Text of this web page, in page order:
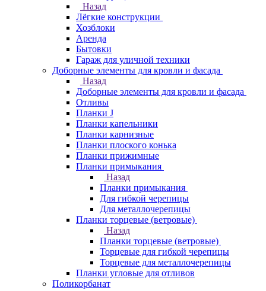
Назад
Лёгкие конструкции
Хозблоки
Аренда
Бытовки
Гараж для уличной техники
Доборные элементы для кровли и фасада
Назад
Доборные элементы для кровли и фасада
Отливы
Планки J
Планки капельники
Планки карнизные
Планки плоского конька
Планки прижимные
Планки примыкания
Назад
Планки примыкания
Для гибкой черепицы
Для металлочерепицы
Планки торцевые (ветровые)
Назад
Планки торцевые (ветровые)
Торцевые для гибкой черепицы
Торцевые для металлочерепицы
Планки угловые для отливов
Поликорбанат